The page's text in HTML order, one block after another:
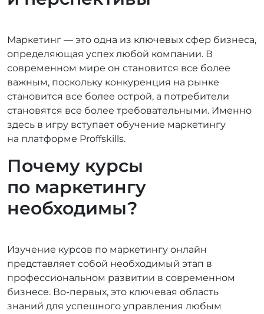
Маркетинг — это одна из ключевых сфер бизнеса,
определяющая успех любой компании. В
современном мире он становится все более
важным, поскольку конкуренция на рынке
становится все более острой, а потребители
становятся все более требовательными. Именно
здесь в игру вступает обучение маркетингу
на платформе Proffskills.
Почему курсы
по маркетингу
необходимы?
Изучение курсов по маркетингу онлайн
представляет собой необходимый этап в
профессиональном развитии в современном
бизнесе. Во‑первых, это ключевая область
знаний для успешного управления любым